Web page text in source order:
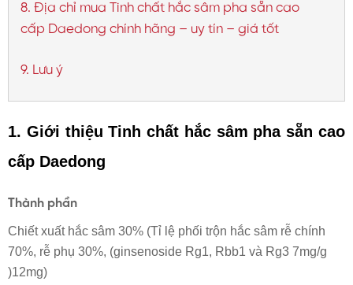
8. Địa chỉ mua Tinh chất hắc sâm pha sẵn cao
cấp Daedong chính hãng – uy tín – giá tốt
9. Lưu ý
1. Giới thiệuTinh chất hắc sâm pha sẵn cao
cấp Daedong
Thành phần
Chiết xuất hắc sâm 30% (Tỉ lệ phối trộn hắc sâm rễ chính
70%, rễ phụ 30%, (ginsenoside Rg1, Rbb1 và Rg3 7mg/g
)12mg)